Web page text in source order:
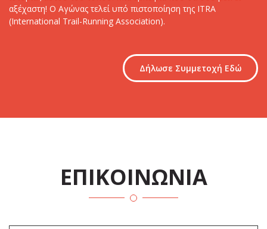
αξέχαστη! Ο Αγώνας τελεί υπό πιστοποίηση της ITRA
(International Trail-Running Association).
Δήλωσε Συμμετοχή Εδώ
ΕΠΙΚΟΙΝΩΝΙΑ